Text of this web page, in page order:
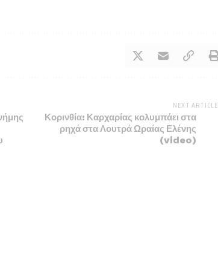
NEXT ARTICLE
Κορινθία: Καρχαρίας κολυμπάει στα
ρηχά στα Λουτρά Ωραίας Ελένης
(video)